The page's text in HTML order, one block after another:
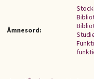
Ämnesord: